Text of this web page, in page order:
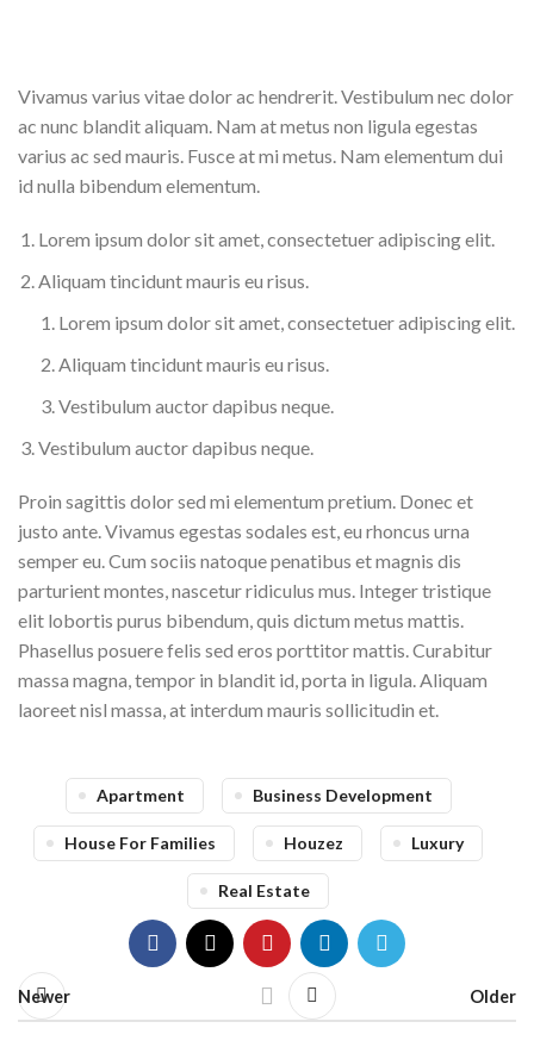
Vivamus varius vitae dolor ac hendrerit. Vestibulum nec dolor
ac nunc blandit aliquam. Nam at metus non ligula egestas
varius ac sed mauris. Fusce at mi metus. Nam elementum dui
id nulla bibendum elementum.
Lorem ipsum dolor sit amet, consectetuer adipiscing elit.
Aliquam tincidunt mauris eu risus.
Lorem ipsum dolor sit amet, consectetuer adipiscing elit.
Aliquam tincidunt mauris eu risus.
Vestibulum auctor dapibus neque.
Vestibulum auctor dapibus neque.
Proin sagittis dolor sed mi elementum pretium. Donec et
justo ante. Vivamus egestas sodales est, eu rhoncus urna
semper eu. Cum sociis natoque penatibus et magnis dis
parturient montes, nascetur ridiculus mus. Integer tristique
elit lobortis purus bibendum, quis dictum metus mattis.
Phasellus posuere felis sed eros porttitor mattis. Curabitur
massa magna, tempor in blandit id, porta in ligula. Aliquam
laoreet nisl massa, at interdum mauris sollicitudin et.
Apartment Business Development
House For Families Houzez Luxury
Real Estate
Newer Older